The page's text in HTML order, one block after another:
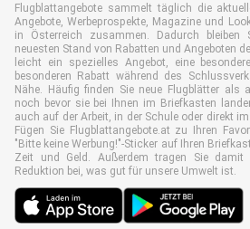
Flugblattangebote sammelt täglich die
Angebote, Werbeprospekte, Magazine und
in Österreich zusammen. Dadurch
neuesten Stand von Rabatten und Angeboten
leicht ein spezielles Angebot, eine
besonderen Rabatt während des
Nähe. Häufig finden Sie neue Flugblätter als
noch bevor sie bei Ihnen im Briefkasten
auch auf der Arbeit, in der Schule oder direkt
Fügen Sie Flugblattangebote.at zu Ihren
"Bitte keine Werbung!"-Sticker auf Ihren
Zeit und Geld. Außerdem tragen Sie
Reduktion bei, was gut für unsere Umwelt ist.